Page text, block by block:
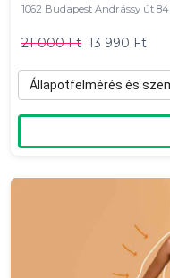
1062 Budapest Andrássy út 84
21 000 Ft 13 990 Ft